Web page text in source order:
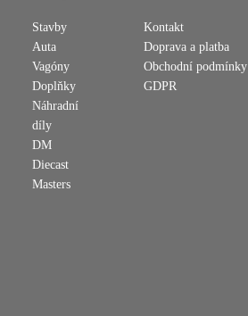
Stavby
Auta
Vagóny
Doplňky
Náhradní
díly
DM
Diecast
Masters
Kontakt
Doprava a platba
Obchodní podmínky
GDPR
Přidáno do košíku
Dokončit objednávku